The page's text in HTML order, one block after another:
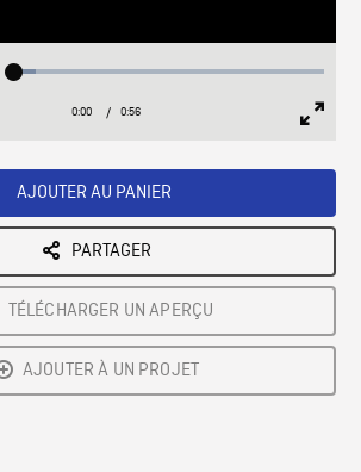
Loaded:
Current
0:00 / Duration
0:56
AJOUTER AU PANIER
PARTAGER
TÉLÉCHARGER UN APERÇU
AJOUTER À UN PROJET